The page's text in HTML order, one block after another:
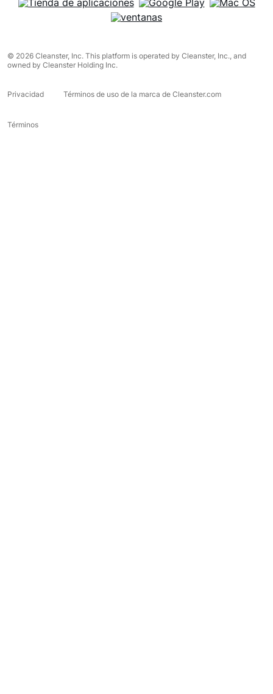
© 2026 Cleanster, Inc. This platform is operated by Cleanster, Inc., and
owned by Cleanster Holding Inc.
Privacidad Términos de uso de la marca de Cleanster.com
Términos